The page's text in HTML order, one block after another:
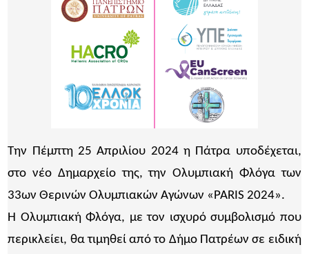
Την Πέμπτη 25 Απριλίου 2024 η Πάτρα υποδέχεται,
στο νέο Δημαρχείο της, την Ολυμπιακή Φλόγα των
33ων Θερινών Ολυμπιακών Αγώνων «PARIS 2024».
Η Ολυμπιακή Φλόγα, με τον ισχυρό συμβολισμό που
περικλείει, θα τιμηθεί από το Δήμο Πατρέων σε ειδική